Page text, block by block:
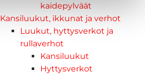
kaidepylväät
Kansiluukut, ikkunat ja verhot
Luukut, hyttysverkot ja
rullaverhot
Kansiluukut
Hyttysverkot